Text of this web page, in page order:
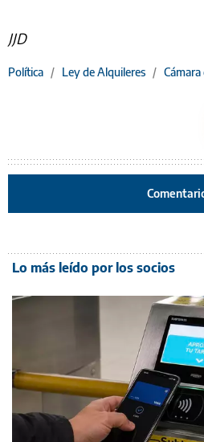
JJD
Política / Ley de Alquileres /
Lo más leído por los socios